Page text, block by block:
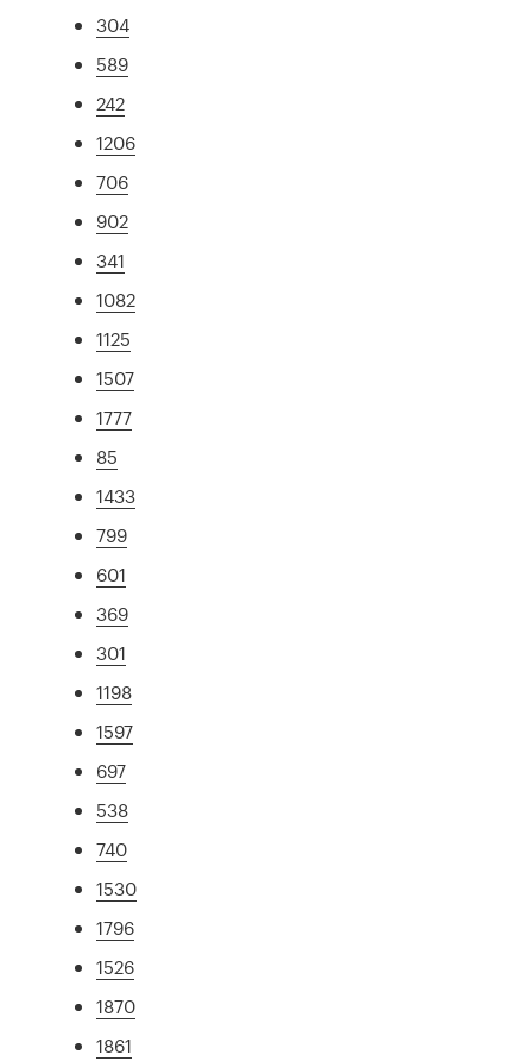
304
589
242
1206
706
902
341
1082
1125
1507
1777
85
1433
799
601
369
301
1198
1597
697
538
740
1530
1796
1526
1870
1861